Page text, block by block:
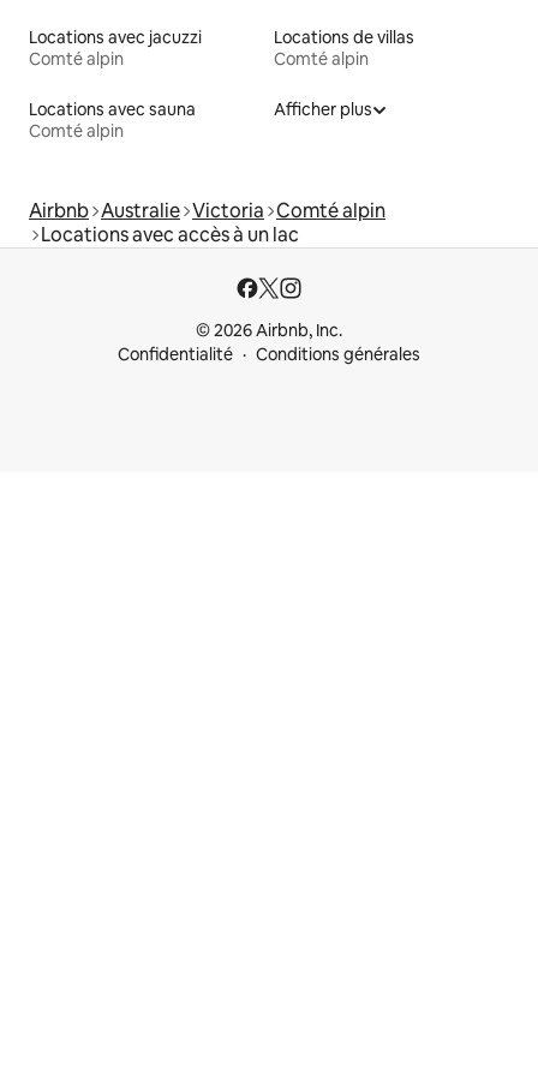
Locations avec jacuzzi
Comté alpin
Locations de villas
Comté alpin
Locations avec sauna
Comté alpin
Afficher plus
Airbnb Australie Victoria Comté alpin
Locations avec accès à un lac
© 2026 Airbnb, Inc.
Confidentialité
Conditions générales